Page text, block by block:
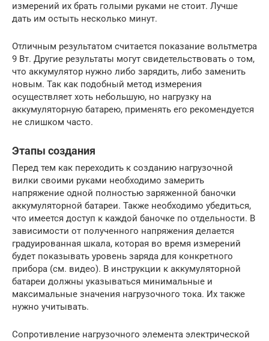
измерений их брать голыми руками не стоит. Лучше
дать им остыть несколько минут.
Отличным результатом считается показание вольтметра
9 Вт. Другие результаты могут свидетельствовать о том,
что аккумулятор нужно либо зарядить, либо заменить
новым. Так как подобный метод измерения
осуществляет хоть небольшую, но нагрузку на
аккумуляторную батарею, применять его рекомендуется
не слишком часто.
Этапы создания
Перед тем как переходить к созданию нагрузочной
вилки своими руками необходимо замерить
напряжение одной полностью заряженной баночки
аккумуляторной батареи. Также необходимо убедиться,
что имеется доступ к каждой баночке по отдельности. В
зависимости от полученного напряжения делается
градуированная шкала, которая во время измерений
будет показывать уровень заряда для конкретного
прибора (см. видео). В инструкции к аккумуляторной
батареи должны указываться минимальные и
максимальные значения нагрузочного тока. Их также
нужно учитывать.
Сопротивление нагрузочного элемента электрической